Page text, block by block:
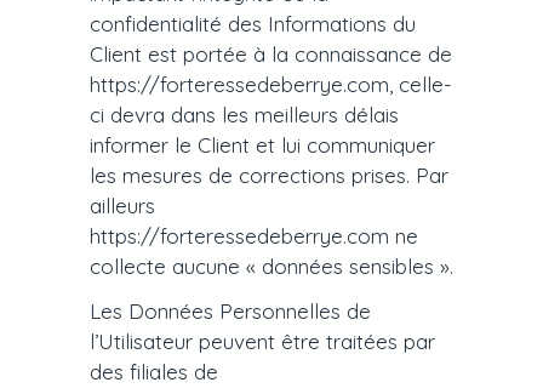
confidentialité des Informations du
Client est portée à la connaissance de
https://forteressedeberrye.com, celle-
ci devra dans les meilleurs délais
informer le Client et lui communiquer
les mesures de corrections prises. Par
ailleurs
https://forteressedeberrye.com ne
collecte aucune « données sensibles ».
Les Données Personnelles de
l’Utilisateur peuvent être traitées par
des filiales de